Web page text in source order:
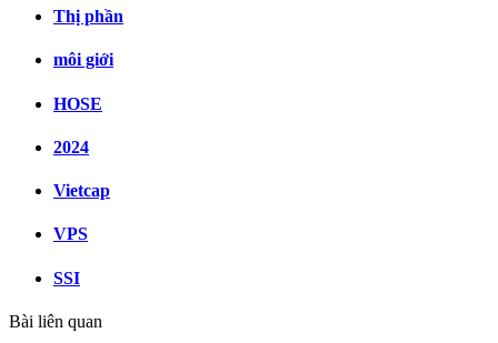
Thị phần
môi giới
HOSE
2024
Vietcap
VPS
SSI
Bài liên quan